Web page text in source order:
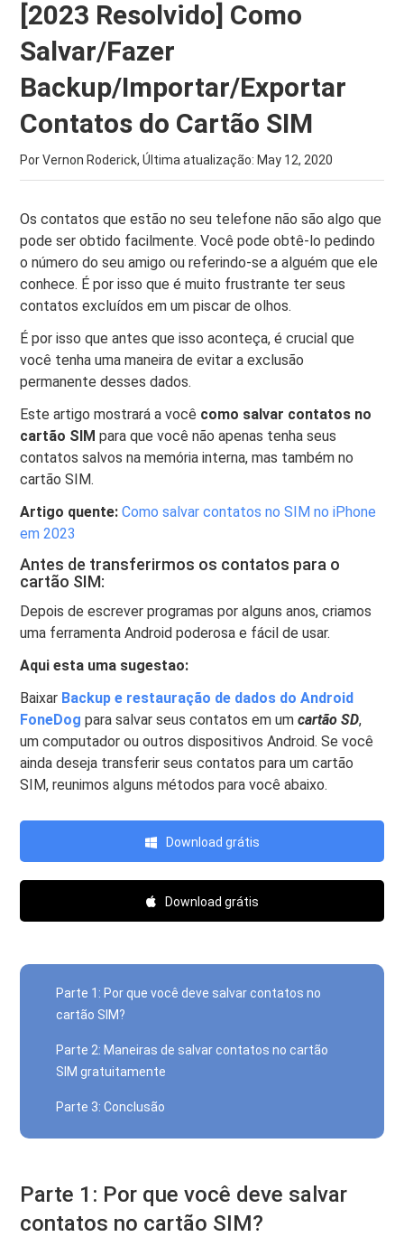
[2023 Resolvido] Como
Salvar/Fazer
Backup/Importar/Exportar
Contatos do Cartão SIM
Por Vernon Roderick, Última atualização: May 12, 2020
Os contatos que estão no seu telefone não são algo que
pode ser obtido facilmente. Você pode obtê-lo pedindo
o número do seu amigo ou referindo-se a alguém que ele
conhece. É por isso que é muito frustrante ter seus
contatos excluídos em um piscar de olhos.
É por isso que antes que isso aconteça, é crucial que
você tenha uma maneira de evitar a exclusão
permanente desses dados.
Este artigo mostrará a você como salvar contatos no
cartão SIMpara que você não apenas tenha seus
contatos salvos na memória interna, mas também no
cartão SIM.
Artigo quente: Como salvar contatos no SIM no iPhone
em 2023
Antes de transferirmos os contatos para o
cartão SIM:
Depois de escrever programas por alguns anos, criamos
uma ferramenta Android poderosa e fácil de usar.
Aqui esta uma sugestao:
Baixar Backup e restauração de dados do Android
FoneDog para salvar seus contatos em umcartão SD,
um computador ou outros dispositivos Android. Se você
ainda deseja transferir seus contatos para um cartão
SIM, reunimos alguns métodos para você abaixo.
Download grátis
Download grátis
Parte 1: Por que você deve salvar contatos no
cartão SIM?
Parte 2: Maneiras de salvar contatos no cartão
SIM gratuitamente
Parte 3: Conclusão
Parte 1: Por que você deve salvar
contatos no cartão SIM?